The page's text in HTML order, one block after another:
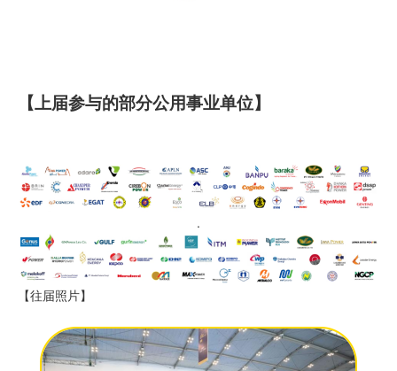
【上届参与的部分公用事业单位】
.
【往届照片】